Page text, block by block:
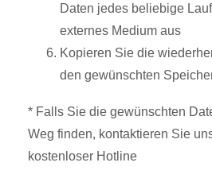
Daten jedes beliebige
externes Medium aus
Kopieren Sie die
den gewünschten
* Falls Sie die gewünschten
Weg finden, kontaktieren Sie
kostenloser Hotline